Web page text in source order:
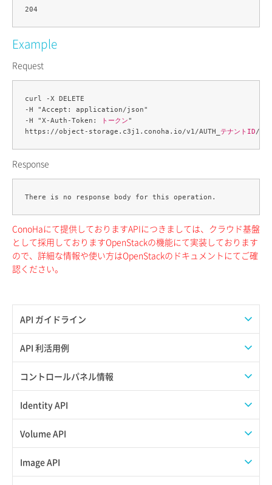
API ガイドライン
APIのご利用について
API 利活用例
APIでAPIサブユーザーを作成する
APIでVPSにISOイメージを挿入する
APIでVPSを作成する
コントロールパネル情報
APIユーザーを作成する
API情報を確認する
Identity API
Credential一覧取得
Credential作成
Volume API
スナップショット一覧取得
Image API
Example
Request
curl -X DELETE
-H "Accept: application/json"
-H "X-Auth-Token:
トークン"
https://object-storage.c3j1.conoha.io/v1/AUTH_ テナントID/
Response
ConoHaにて提供しておりますAPIにつきましては、クラウド基盤
として採用しておりますOpenStackの機能にて実装しております
ので、詳細な情報や使い方はOpenStackのドキュメントにてご確
認ください。